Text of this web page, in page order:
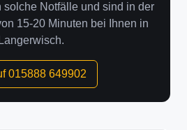
solche Notfälle und sind in der
15-20 Minuten bei Ihnen in
Langerwisch.
015888 649902